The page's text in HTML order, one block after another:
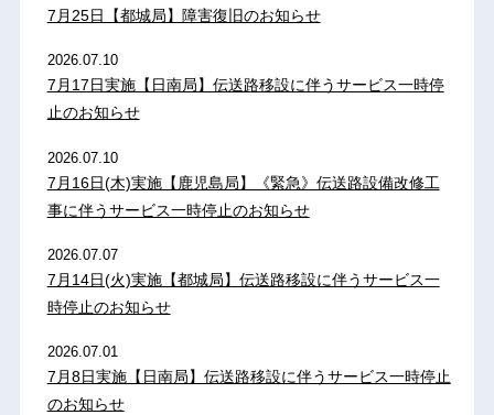
7月25日【都城局】障害復旧のお知らせ
2026.07.10
7月17日実施【日南局】伝送路移設に伴うサービス一時停
止のお知らせ
2026.07.10
7月16日(木)実施【鹿児島局】《緊急》伝送路設備改修工
事に伴うサービス一時停止のお知らせ
2026.07.07
7月14日(火)実施【都城局】伝送路移設に伴うサービス一
時停止のお知らせ
2026.07.01
7月8日実施【日南局】伝送路移設に伴うサービス一時停止
のお知らせ